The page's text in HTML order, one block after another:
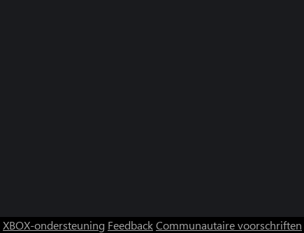
XBOX-ondersteuning FeedbackCommunautaire voorschriften